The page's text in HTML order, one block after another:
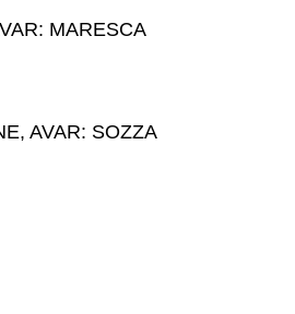
MARESCA
AVAR: SOZZA